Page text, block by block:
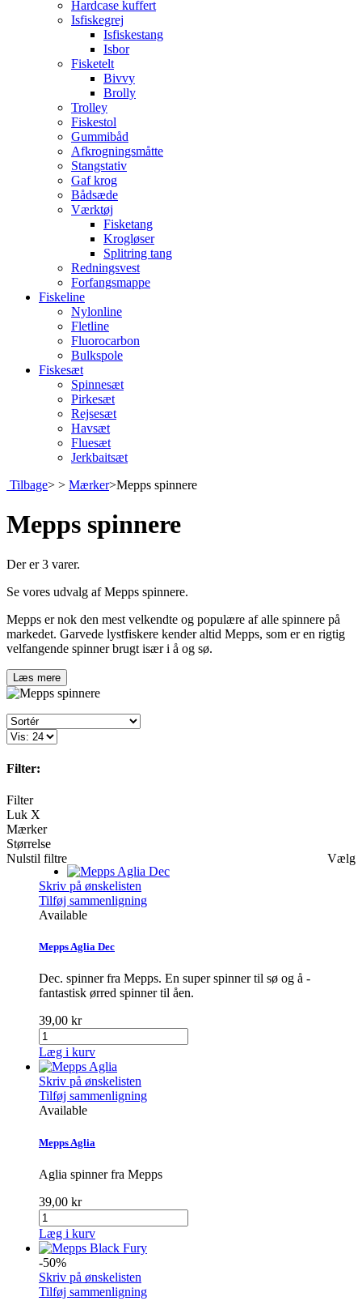
Hardcase kuffert
Isfiskegrej
Isfiskestang
Isbor
Fisketelt
Bivvy
Brolly
Trolley
Fiskestol
Gummibåd
Afkrogningsmåtte
Stangstativ
Gaf krog
Bådsæde
Værktøj
Fisketang
Krogløser
Splitring tang
Redningsvest
Forfangsmappe
Fiskeline
Nylonline
Fletline
Fluorocarbon
Bulkspole
Fiskesæt
Spinnesæt
Pirkesæt
Rejsesæt
Havsæt
Fluesæt
Jerkbaitsæt
Tilbage> > Mærker>Mepps spinnere
Mepps spinnere
Der er 3 varer.
Se vores udvalg af Mepps spinnere.
Mepps er nok den mest velkendte og populære af alle spinnere på
markedet. Garvede lystfiskere kender altid Mepps, som er en rigtig
velfangende spinner brugt især i å og sø.
Læs mere
Filter:
Filter
Luk X
Mærker
Størrelse
Nulstil filtre
Vælg
Skriv på ønskelisten
Tilføj sammenligning
Available
Mepps Aglia Dec
Dec. spinner fra Mepps. En super spinner til sø og å -
fantastisk ørred spinner til åen.
39,00 kr
Læg i kurv
Skriv på ønskelisten
Tilføj sammenligning
Available
Mepps Aglia
Aglia spinner fra Mepps
39,00 kr
Læg i kurv
-50%
Skriv på ønskelisten
Tilføj sammenligning